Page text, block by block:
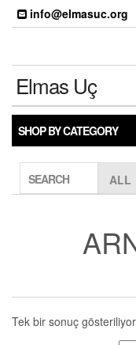
Skip
info@elmasuc.org
Elmas Uç
SHOP BY CATEGORY
SEARCH
Tek bir sonuç gösteriliyor